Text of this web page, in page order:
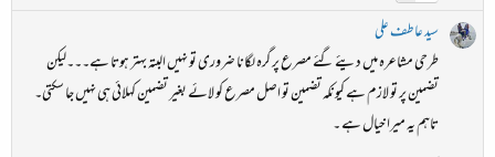
سید عاطف علی
طرحی مشاعرہ میں دیئے گئے مصرع پر گرہ لگانا ضروری تو نہیں البتہ بہتر ہوتا ہے۔۔۔لیکن
تضمین پر تو لازم ہے کیونکہ تضمین تو اصل مصرع کو لائے بغیر تضمین کہلائی ہی نہیں جا سکتی۔
تاہم یہ میرا خیال ہے ۔